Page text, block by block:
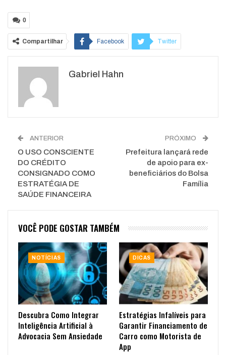
0
Compartilhar Facebook Twitter
WhatsApp
Gabriel Hahn
ANTERIOR
O USO CONSCIENTE
DO CRÉDITO
CONSIGNADO COMO
ESTRATÉGIA DE
SAÚDE FINANCEIRA
PRÓXIMO
Prefeitura lançará rede
de apoio para ex-
beneficiários do Bolsa
Família
VOCÊ PODE GOSTAR TAMBÉM
NOTÍCIAS
Descubra Como Integrar
Inteligência Artificial à
Advocacia Sem Ansiedade
DICAS
Estratégias Infalíveis para
Garantir Financiamento de
Carro como Motorista de
App